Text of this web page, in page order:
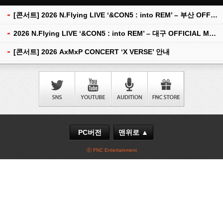
[콘서트] 2026 N.Flying LIVE ‘&CON5 : into REM’ – 부산 OFFICIAL MD 현장 판매 안내
2026 N.Flying LIVE ‘&CON5 : into REM’ – 대구 OFFICIAL MD 현장 판매 안내
[콘서트] 2026 AxMxP CONCERT ‘X VERSE’ 안내
PC버전 맨위로 ▲
ⓒ FNC Entertainment